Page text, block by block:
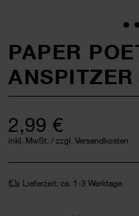
PAPER
2,99 €
inkl. MwSt. / zzgl. Versandkosten
Lieferzeit: ca. 1-3 Werktage